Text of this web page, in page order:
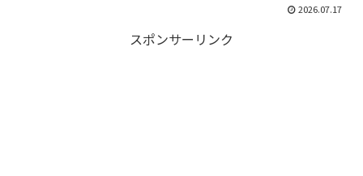
2026.07.17
スポンサーリンク